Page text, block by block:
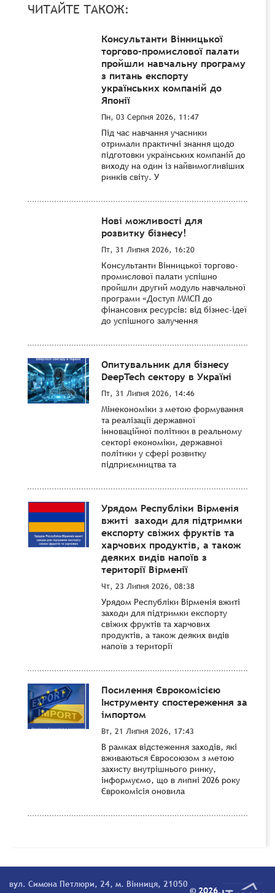
ЧИТАЙТЕ ТАКОЖ:
Консультанти Вінницької
торгово-промислової палати
пройшли навчальну програму
з питань експорту
українських компаній до
Японії
Пн, 03 Серпня 2026, 11:47
Під час навчання учасники
отримали практичні знання щодо
підготовки українських компаній до
виходу на один із найвимогливіших
ринків світу. У
Нові можливості для
розвитку бізнесу!
Пт, 31 Липня 2026, 16:20
Консультанти Вінницької торгово-
промислової палати успішно
пройшли другий модуль навчальної
програми «Доступ ММСП до
фінансових ресурсів: від бізнес-ідеї
до успішного залучення
Опитувальник для бізнесу
DeepTech сектору в Україні
Пт, 31 Липня 2026, 14:46
Мінекономіки з метою формування
та реалізації державної
інноваційної політики в реальному
секторі економіки, державної
політики у сфері розвитку
підприємництва та
Урядом Республіки Вірменія
вжиті заходи для підтримки
експорту свіжих фруктів та
харчових продуктів, а також
деяких видів напоїв з
території Вірменії
Чт, 23 Липня 2026, 08:38
Урядом Республіки Вірменія вжиті
заходи для підтримки експорту
свіжих фруктів та харчових
продуктів, а також деяких видів
напоїв з території
Посилення Єврокомісією
Інструменту спостереження за
імпортом
Вт, 21 Липня 2026, 17:43
В рамках відстеження заходів, які
вживаються Євросоюзом з метою
захисту внутрішнього ринку,
інформуємо, що в липні 2026 року
Єврокомісія оновила
вул. Симона Петлюри, 24, м. Вінниця, 21050
© 2026.